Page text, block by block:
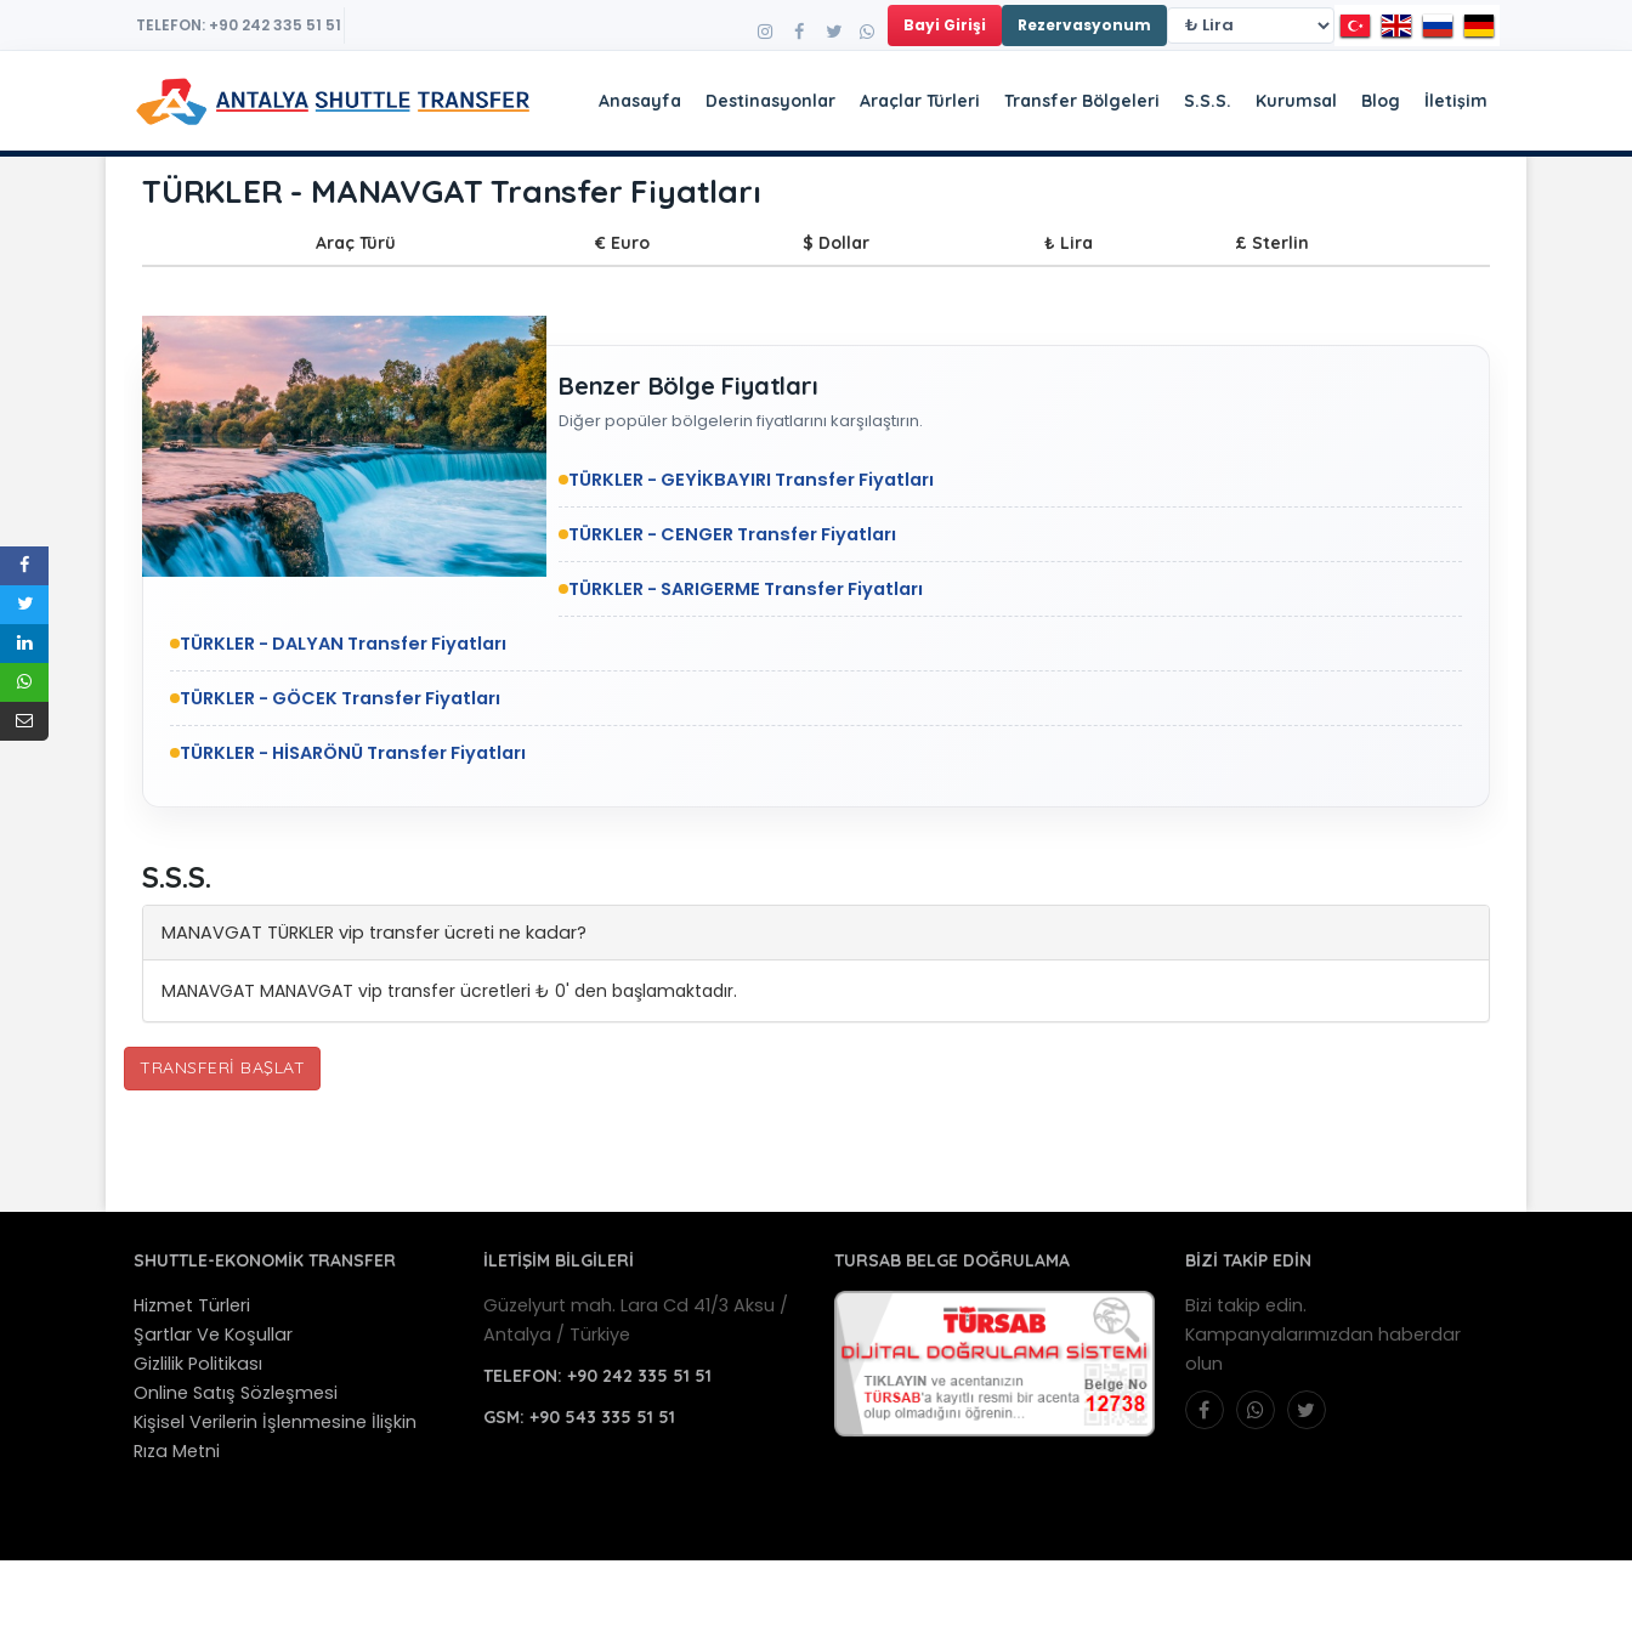
TELEFON: +90 242 335 51 51 Bayi Girişi Rezervasyonum
Anasayfa Destinasyonlar Araçlar Türleri Transfer Bölgeleri S.S.S. Kurumsal Blog İletişim
TÜRKLER - MANAVGAT Transfer Fiyatları
Araç Türü € Euro $ Dollar ₺ Lira £ Sterlin
Benzer Bölge Fiyatları
Diğer popüler bölgelerin fiyatlarını karşılaştırın.
TÜRKLER - GEYİKBAYIRI Transfer Fiyatları
TÜRKLER - CENGER Transfer Fiyatları
TÜRKLER - SARIGERME Transfer Fiyatları
TÜRKLER - DALYAN Transfer Fiyatları
TÜRKLER - GÖCEK Transfer Fiyatları
TÜRKLER - HİSARÖNÜ Transfer Fiyatları
S.S.S.
MANAVGAT TÜRKLER vip transfer ücreti ne kadar?
MANAVGAT MANAVGAT vip transfer ücretleri ₺ 0' den başlamaktadır.
TRANSFERI BAŞLAT
SHUTTLE-EKONOMIK TRANSFER
Hizmet Türleri
Şartlar Ve Koşullar
Gizlilik Politikası
Online Satış Sözleşmesi
Kişisel Verilerin İşlenmesine İlişkin
Rıza Metni
İLETİŞİM BİLGİLERİ
Güzelyurt mah. Lara Cd 41/3 Aksu /
Antalya / Türkiye
TELEFON:+90 242 335 51 51
GSM:+90 543 335 51 51
TURSAB BELGE DOĞRULAMA BİZİ TAKİP EDİN
Bizi takip edin.
Kampanyalarımızdan haberdar
olun